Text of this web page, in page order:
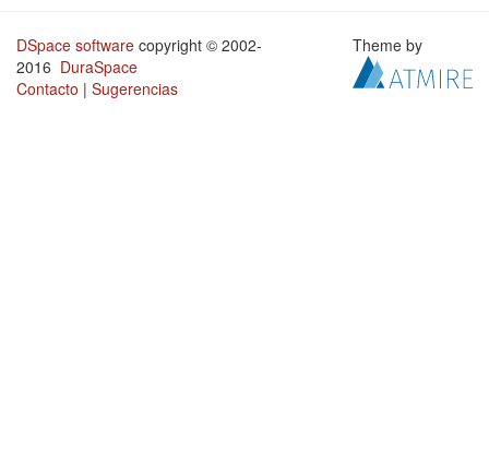
DSpace software copyright © 2002-
2016 DuraSpace
Contacto | Sugerencias
Theme by